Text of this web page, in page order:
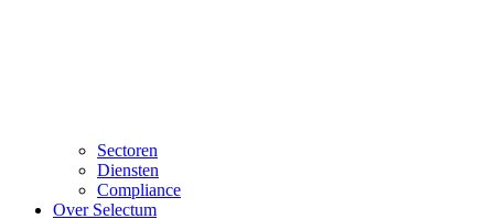
Sectoren
Diensten
Compliance
Over Selectum